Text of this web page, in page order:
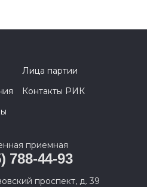
Лица партии
Контакты РИК
приемная
788-44-93
проспект, д. 39